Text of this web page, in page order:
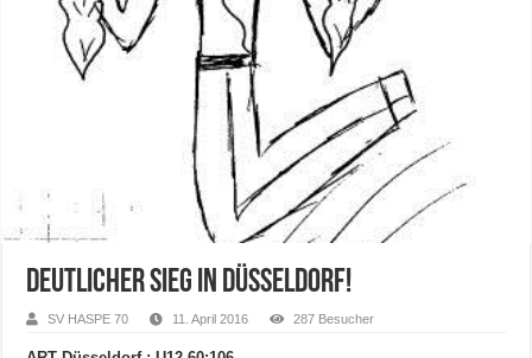
Deutlicher Sieg in Düsseldorf!
SV HASPE 70 11. April 2016 287 Besucher